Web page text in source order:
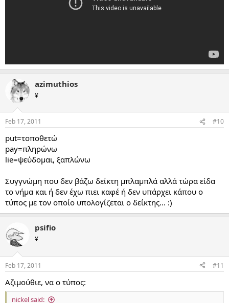
azimuthios
¥
Feb 17, 2011 #10
put=τοποθετώ
pay=πληρώνω
lie=ψεύδομαι, ξαπλώνω
Συγγνώμη που δεν βάζω δείκτη μπλαμπλά αλλά τώρα είδα
το νήμα και ή δεν έχω πιει καφέ ή δεν υπάρχει κάπου ο
τύπος με τον οποίο υπολογίζεται ο δείκτης... :)
psifio
¥
Feb 17, 2011 #11
Αζιμούθιε, να ο τύπος:
nickel said: